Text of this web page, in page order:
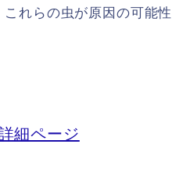
れらの虫が原因の可能性
細ページ